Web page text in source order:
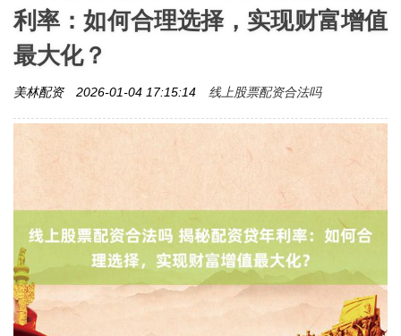
利率：如何合理选择，实现财富增值
最大化？
美林配资 2026-01-04 17:15:14 线上股票配资合法吗